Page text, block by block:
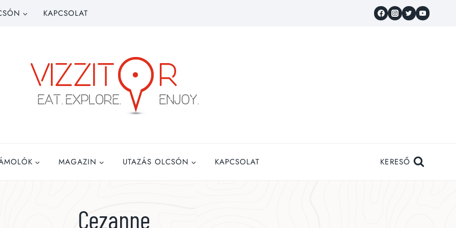
KAPCSOLAT
MAGAZIN UTAZÁS OLCSÓN KAPCSOLAT KERESŐ
Cezanne